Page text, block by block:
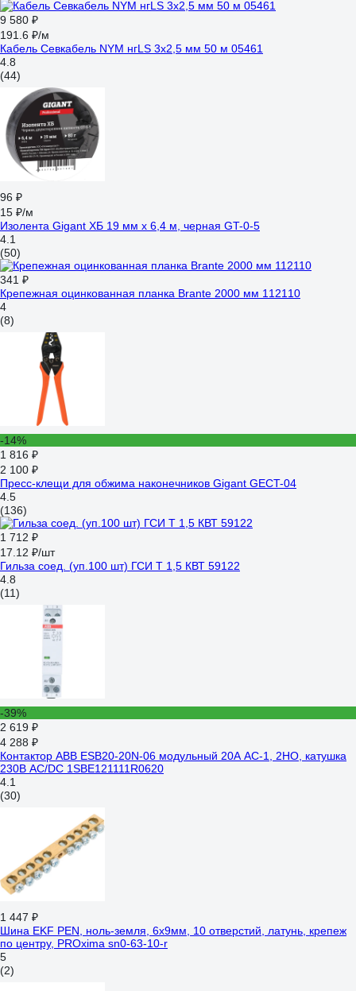
9 580 ₽
191.6 ₽/м
Кабель Севкабель NYM нгLS 3х2,5 мм 50 м 05461
4.8
(44)
96 ₽
15 ₽/м
Изолента Gigant ХБ 19 мм х 6,4 м, черная GT-0-5
4.1
(50)
341 ₽
Крепежная оцинкованная планка Brante 2000 мм 112110
4
(8)
-14%
1 816 ₽
2 100 ₽
Пресс-клещи для обжима наконечников Gigant GECT-04
4.5
(136)
1 712 ₽
17.12 ₽/шт
Гильза соед. (уп.100 шт) ГСИ Т 1,5 КВТ 59122
4.8
(11)
-39%
2 619 ₽
4 288 ₽
Контактор ABB ESB20-20N-06 модульный 20А АС-1, 2НО, катушка
230В AC/DC 1SBE121111R0620
4.1
(30)
1 447 ₽
Шина EKF PEN, ноль-земля, 6х9мм, 10 отверстий, латунь, крепеж
по центру, PROxima sn0-63-10-r
5
(2)